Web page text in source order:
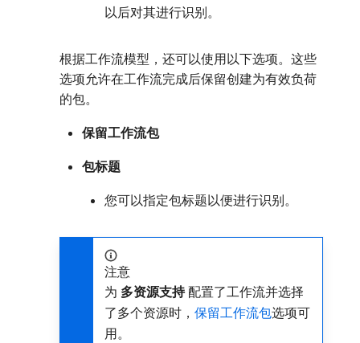
以后对其进行识别。
根据工作流模型，还可以使用以下选项。这些
选项允许在工作流完成后保留创建为有效负荷
的包。
保留工作流包
包标题
您可以指定包标题以便进行识别。
注意
为​ 多资源支持​配置了工作流并选择
了多个资源时， 保留工作流包选项可
用。